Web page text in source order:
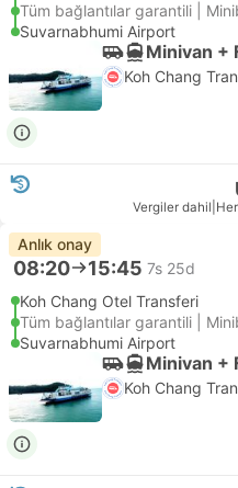
Tüm bağlantılar garantili |
Suvarnabhumi Airport
Minivan +
Koh Chang
Vergiler dahil
Anlık onay
08:20 15:45 7s 25d
Koh Chang Otel Transferi
Tüm bağlantılar garantili |
Suvarnabhumi Airport
Minivan +
Koh Chang